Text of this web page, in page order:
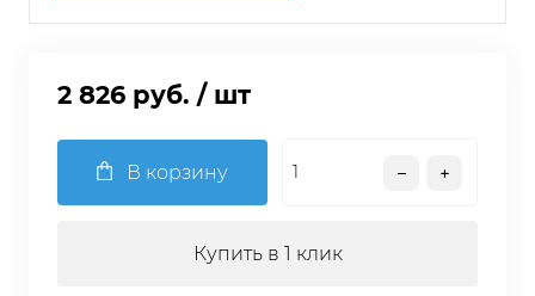
2 826 руб. / шт
В корзину
Купить в 1 клик